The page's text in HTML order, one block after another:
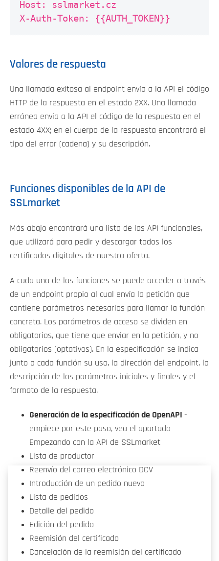
Host: sslmarket.cz
X-Auth-Token: {{AUTH_TOKEN}}
Valores de respuesta
Una llamada exitosa al endpoint envía a la API el código
HTTP de la respuesta en el estado 2XX. Una llamada
errónea envía a la API el código de la respuesta en el
estado 4XX; en el cuerpo de la respuesta encontrará el
tipo del error (cadena) y su descripción.
Funciones disponibles de la API de
SSLmarket
Más abajo encontrará una lista de las API funcionales,
que utilizará para pedir y descargar todos los
certificados digitales de nuestra oferta.
A cada una de las funciones se puede acceder a través
de un endpoint propio al cual envía la petición que
contiene parámetros necesarios para llamar la función
concreta. Los parámetros de acceso se dividen en
obligatorios, que tiene que enviar en la petición, y no
obligatorios (optativos). En la especificación se indica
junto a cada función su uso, la dirección del endpoint, la
descripción de los parámetros iniciales y finales y el
formato de la respuesta.
Generación de la especificación de OpenAPI -
empiece por este paso, vea el apartado
Empezando con la API de SSLmarket
Lista de productor
Reenvío del correo electrónico DCV
Introducción de un pedido nuevo
Lista de pedidos
Detalle del pedido
Edición del pedido
Reemisión del certificado
Cancelación de la reemisión del certificado